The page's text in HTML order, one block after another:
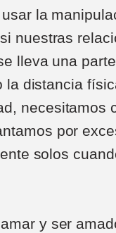
la
nuestras
lleva una
distancia
necesitamos
por
solos
y ser